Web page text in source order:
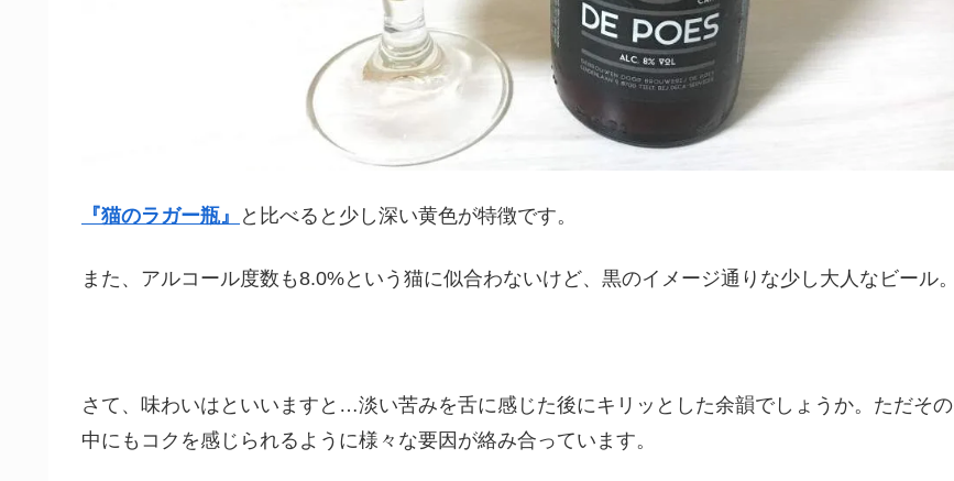
『猫のラガー瓶』 と比べると少し深い黄色が特徴です。
また、アルコール度数も8.0%という猫に似合わないけど、黒のイメージ通りな少し大人なビール。
さて、味わいはといいますと…淡い苦みを舌に感じた後にキリッとした余韻でしょうか。ただその
中にもコクを感じられるように様々な要因が絡み合っています。